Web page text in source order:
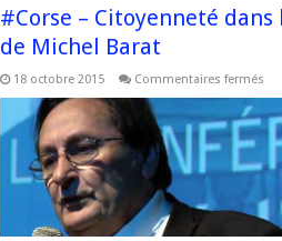
#Corse – Citoyenneté dans
de Michel Barat
18 octobre 2015 Commentaires ferméssur
et
le